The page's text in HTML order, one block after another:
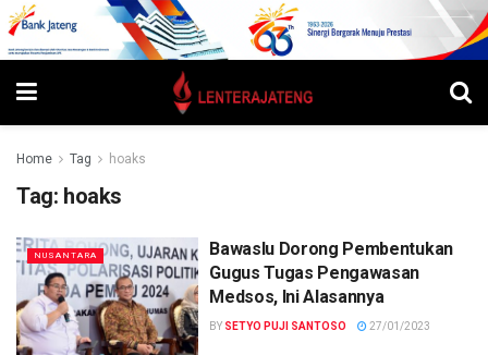
Home Tag hoaks
Tag: hoaks
NUSANTARA
Bawaslu Dorong Pembentukan
Gugus Tugas Pengawasan
Medsos, Ini Alasannya
BY SETYO PUJI SANTOSO 27/01/2023